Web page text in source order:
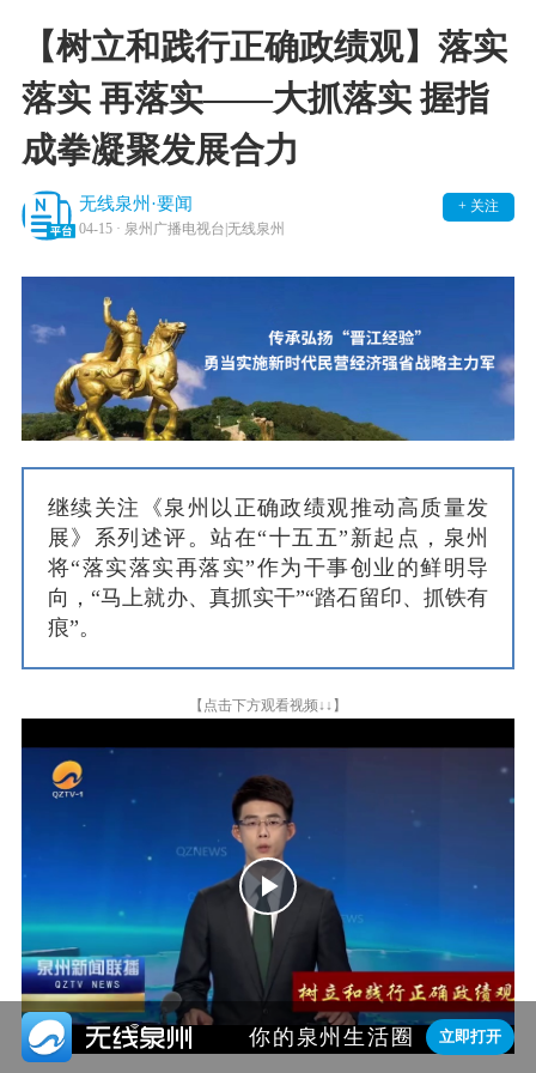
 你的泉州生活圈 立即打开
【树立和践行正确政绩观】落实
落实 再落实——大抓落实 握指
成拳凝聚发展合力
无线泉州·要闻
+ 关注
04-15 · 泉州广播电视台|无线泉州
继续关注《泉州以正确政绩观推动高质量发
展》系列述评。站在“十五五”新起点，泉州
将“落实落实再落实”作为干事创业的鲜明导
向，“马上就办、真抓实干”“踏石留印、抓铁有
痕”。
【点击下方观看视频↓↓】
Play
Video